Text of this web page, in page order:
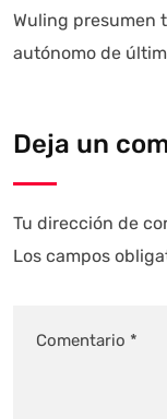
Wuling presumen
autónomo de
Deja un
Tu dirección de
Los campos